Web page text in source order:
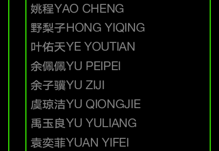
姚程YAO CHENG
野梨子HONG YIQING
叶佑天YE YOUTIAN
余佩佩YU PEIPEI
余子骥YU ZIJI
虞琼洁YU QIONGJIE
禹玉良YU YULIANG
袁奕菲YUAN YIFEI